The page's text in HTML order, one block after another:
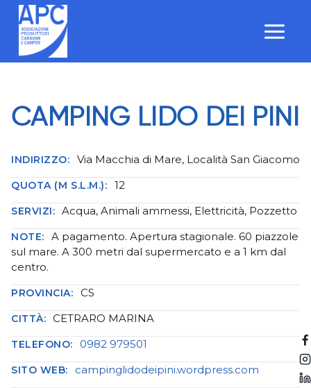
Salta
contenuto
CAMPING LIDO DEI PINI
INDIRIZZO: Via Macchia di Mare, Località San Giacomo
QUOTA (M S.L.M.): 12
SERVIZI: Acqua, Animali ammessi, Elettricità, Pozzetto
NOTE:
A pagamento. Apertura stagionale. 60 piazzole
sul mare. A 300 metri dal supermercato e a 1 km dal
centro.
PROVINCIA: CS
CITTÀ: CETRARO MARINA
TELEFONO: 0982 979501
SITO WEB: campinglidodeipini.wordpress.com